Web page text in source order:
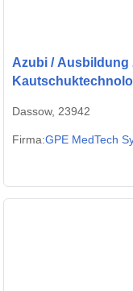
Azubi / Ausbildung
Dassow, 23942
Firma:GPE MedTech